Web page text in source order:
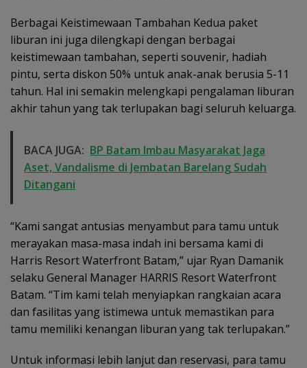
Berbagai Keistimewaan Tambahan Kedua paket
liburan ini juga dilengkapi dengan berbagai
keistimewaan tambahan, seperti souvenir, hadiah
pintu, serta diskon 50% untuk anak-anak berusia 5-11
tahun. Hal ini semakin melengkapi pengalaman liburan
akhir tahun yang tak terlupakan bagi seluruh keluarga.
BACA JUGA: BP Batam Imbau Masyarakat Jaga
Aset, Vandalisme di Jembatan Barelang Sudah
Ditangani
“Kami sangat antusias menyambut para tamu untuk
merayakan masa-masa indah ini bersama kami di
Harris Resort Waterfront Batam,” ujar Ryan Damanik
selaku General Manager HARRIS Resort Waterfront
Batam. “Tim kami telah menyiapkan rangkaian acara
dan fasilitas yang istimewa untuk memastikan para
tamu memiliki kenangan liburan yang tak terlupakan.”
Untuk informasi lebih lanjut dan reservasi, para tamu